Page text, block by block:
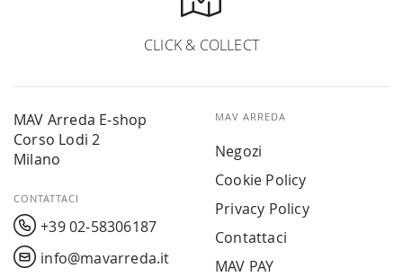
CLICK & COLLECT
MAV Arreda E-shop
Corso Lodi 2
Milano
CONTATTACI
+39 02-58306187
info@mavarreda.it
MAV ARREDA
Negozi
Cookie Policy
Privacy Policy
Contattaci
MAV PAY